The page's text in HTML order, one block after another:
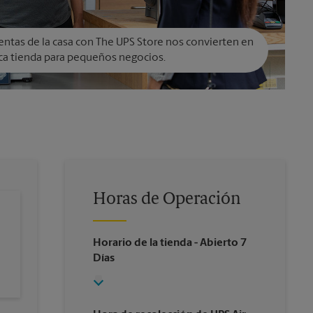
de la casa con The UPS Store nos convierten en
tienda para pequeños negocios.
Horas de Operación
Horario de la tienda - Abierto 7
Días